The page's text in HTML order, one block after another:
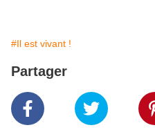
#Il est vivant !
Partager